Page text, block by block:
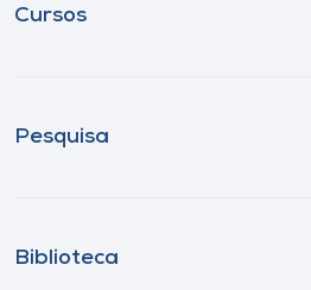
Cursos
Pesquisa
Biblioteca